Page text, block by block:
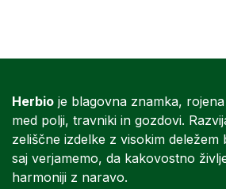
Herbio je blagovna znamka,
med polji, travniki in gozdovi.
zeliščne izdelke z visokim deležem
saj verjamemo, da kakovostno
harmoniji z naravo.